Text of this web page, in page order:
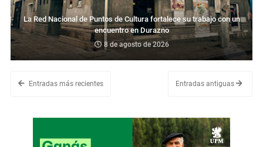
La Red Nacional de Puntos de Cultura fortalece su trabajo con un
encuentro en Durazno
8 de agosto de 2026
Entradas más recientes Entradas antiguas